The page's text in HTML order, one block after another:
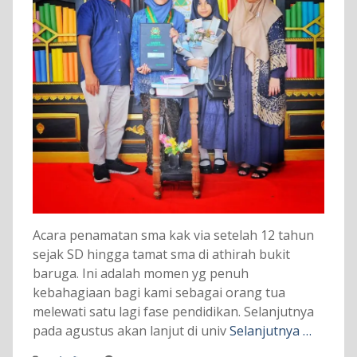
Acara penamatan sma kak via setelah 12 tahun
sejak SD hingga tamat sma di athirah bukit
baruga. Ini adalah momen yg penuh
kebahagiaan bagi kami sebagai orang tua
melewati satu lagi fase pendidikan. Selanjutnya
pada agustus akan lanjut di univSelanjutnya …